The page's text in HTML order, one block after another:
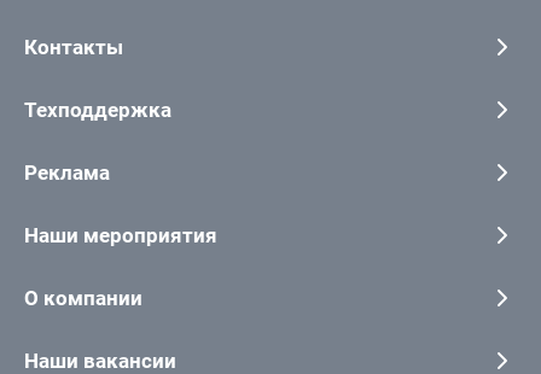
Контакты
Техподдержка
Реклама
Наши мероприятия
О компании
Наши вакансии